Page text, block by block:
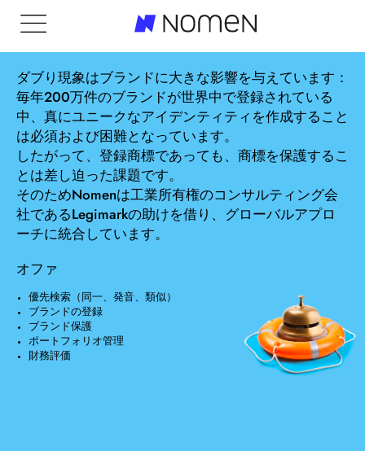
ブランドを保護しましょう
ダブり現象はブランドに大きな影響を与えています：
毎年200万件のブランドが世界中で登録されている
中、真にユニークなアイデンティティを作成すること
は必須および困難となっています。
したがって、登録商標であっても、商標を保護するこ
とは差し迫った課題です。
そのためNomenは工業所有権のコンサルティング会
社であるLegimarkの助けを借り、グローバルアプロ
ーチに統合しています。
オファ
優先検索（同一、発音、類似）
ブランドの登録
ブランド保護
ポートフォリオ管理
財務評価